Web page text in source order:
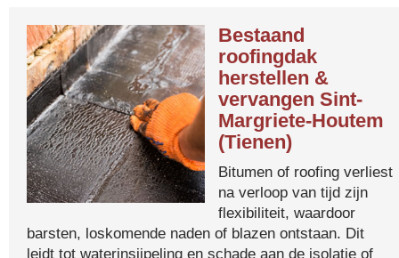
Bestaand
roofingdak
herstellen &
vervangen Sint-
Margriete-Houtem
(Tienen)
Bitumen of roofing verliest
na verloop van tijd zijn
flexibiliteit, waardoor
barsten, loskomende naden of blazen ontstaan. Dit
leidt tot waterinsijpeling en schade aan de isolatie of